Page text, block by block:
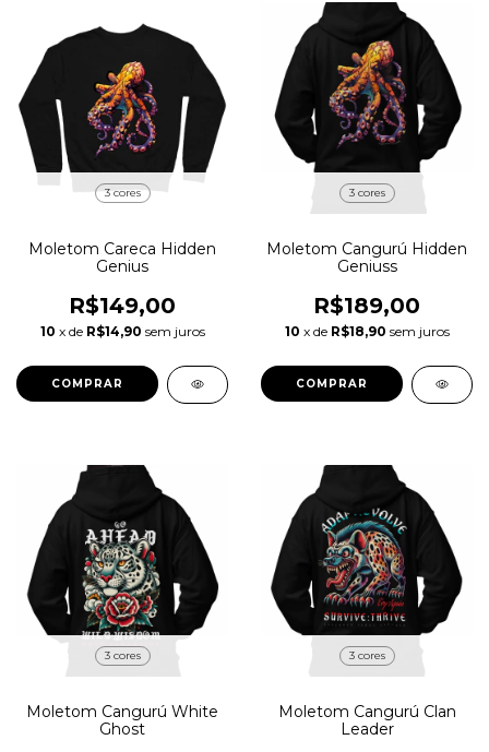
3 cores
Moletom Careca Hidden
Genius
R$149,00
10 x de R$14,90 sem juros
COMPRAR
3 cores
Moletom Cangurú Hidden
Geniuss
R$189,00
10 x de R$18,90 sem juros
COMPRAR
3 cores
Moletom Cangurú White
Ghost
3 cores
Moletom Cangurú Clan
Leader